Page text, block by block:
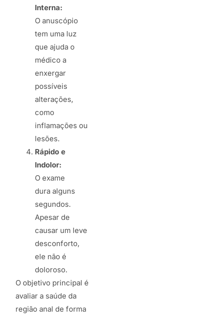
Interna:
O anuscópio
tem uma luz
que ajuda o
médico a
enxergar
possíveis
alterações,
como
inflamações ou
lesões.
Rápido e
Indolor:
O exame
dura alguns
segundos.
Apesar de
causar um leve
desconforto,
ele não é
doloroso.
O objetivo principal é
avaliar a saúde da
região anal de forma